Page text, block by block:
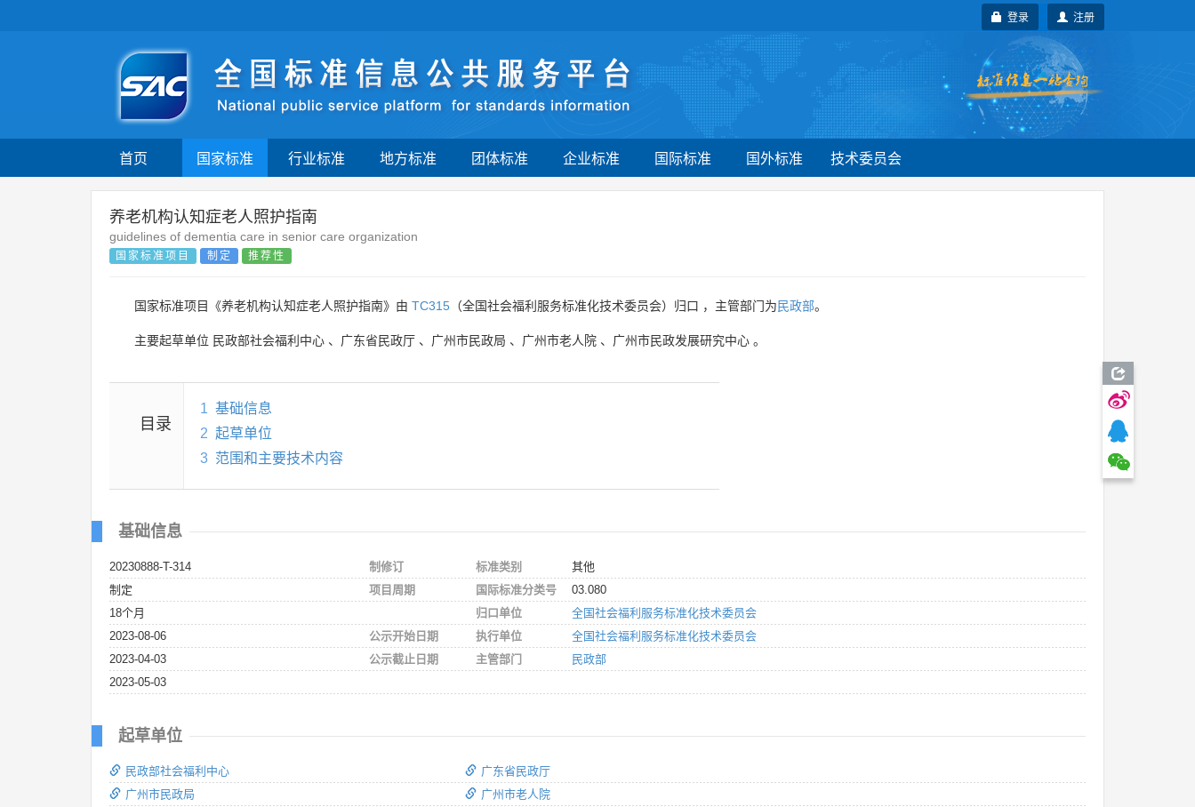
注册
登录
首页 国家标准 行业标准 地方标准 团体标准 企业标准 国际标准 国外标准 技术委员会
养老机构认知症老人照护指南
guidelines of dementia care in senior care organization
国家标准项目 制定 推荐性
国家标准项目《养老机构认知症老人照护指南》由 TC315 （全国社会福利服务标准化技术委员会）归口 ，主管部门为民政部。
主要起草单位 民政部社会福利中心 、 广东省民政厅 、 广州市民政局 、 广州市老人院 、 广州市民政发展研究中心 。
目录
1 基础信息
2 起草单位
3 范围和主要技术内容
基础信息
20230888-T-314
制修订
制定
项目周期
18个月
2023-08-06
公示开始日期
2023-04-03
公示截止日期
2023-05-03
标准类别
其他
国际标准分类号
03.080
归口单位
全国社会福利服务标准化技术委员会
执行单位
全国社会福利服务标准化技术委员会
主管部门
民政部
起草单位
民政部社会福利中心
广州市民政局
广东省民政厅
广州市老人院